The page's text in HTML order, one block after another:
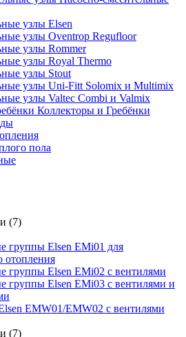
узлы Elsen
узлы Oventrop Regufloor
узлы Rommer
узлы Royal Thermo
узлы Stout
узлы Uni-Fitt Solomix и Multimix
узлы Valtec Combi и Valmix
Коллекторы и Гребёнки
пола
(7)
группы Elsen EMi01 для
отопления
группы Elsen EMi02 с вентилями
группы Elsen EMi03 с вентилями и
EMW01/EMW02 с вентилями
(7)